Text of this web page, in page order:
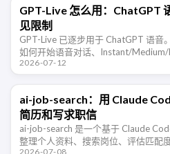
GPT-Live 怎么用：ChatGPT
见限制
GPT-Live 已逐步用于 ChatGPT 语音
如何开始语音对话、Instant/Medium/
共享和语言体验等限制。
2026-07-12
ai-job-search：用 Claude
简历和写求职信
ai-job-search 是一个基于 Claude
整理个人资料、搜索岗位、评估匹配
2026-07-08